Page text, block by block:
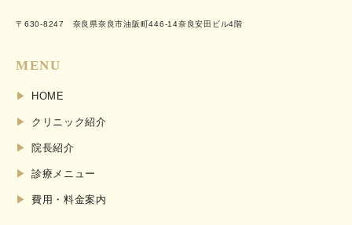
〒630-8247 奈良県奈良市油阪町446-14奈良安田ビル4階
MENU
HOME
クリニック紹介
院長紹介
診療メニュー
費用・料金案内